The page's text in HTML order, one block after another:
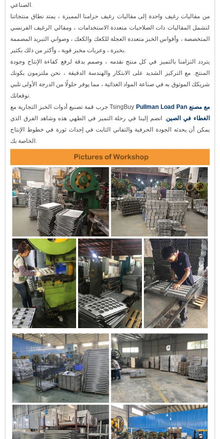
الصناعي.
من مقاليات رغيف واحدة إلى مقاليات رغيف حزامنا المميزة ، يمتد نطاق منتجاتنا
لتشمل المقاليات ذات الصلاحيات متعددة الاستخدامات ، ومقالي الرغيف الفرنسي
المتخصصة ، وأقواس الخبز متعددة العجلة للكعك والكعك ، وصواني التبريد المصممة
بخبرة ، وعربات مخبز قوية ، وأكثر من ذلك بكثير.
يتردد التزامنا بالتميز في كل منتج نقدمه ، وصمم بدقة لرفع كفاءة الإنتاج وجودة
المنتج. مع التركيز الشديد على الابتكار والهندسة الدقيقة ، نحن ملتزمون بكونك
شريكك الموثوق به في صناعة المواد الغذائية ، مما يوفر حلولًا من الدرجة الأولى تلبي
توقعاتك.
جرب قمة تصنيع أدوات الخبز التجارية مع TsingBuy Pullman Load Pan مع مصنع
الغطاء في الصين.
انضم إلينا في رحلة التميز في الطهي هذه وشاهد الفرق الذي
يمكن أن يحدثه الجودة الحرفية والتفاني الثابت في إحداث ثورة في خطوط الإنتاج
الخاصة بك.